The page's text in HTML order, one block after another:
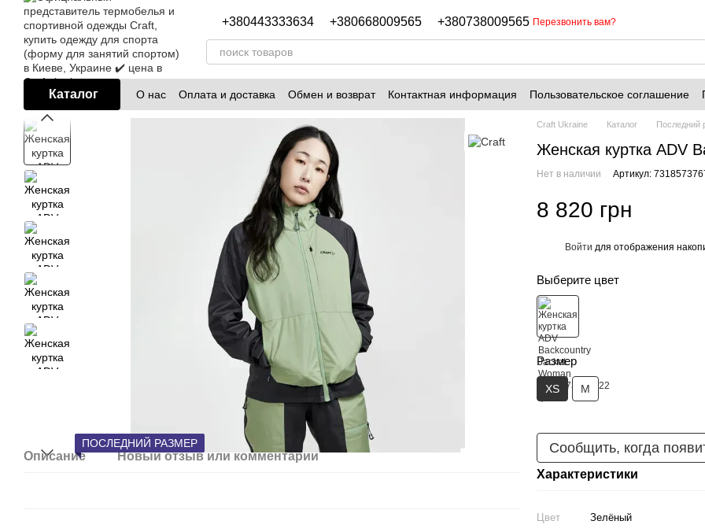
Перейти к основному контенту
+380443333634 +380668009565 +380738009565 Перезвонить вам?
Каталог О нас Оплата и доставка Обмен и возврат Контактная информация Пользовательское соглашение
Блог
ПОСЛЕДНИЙ РАЗМЕР
Описание Новый отзыв или комментарий
Craft Ukraine Каталог Последний
Женская куртка ADV
Нет в наличии Артикул:
8 820 грн
Войти для отображения
Выберите цвет
Размер
XS M
Сообщить, когда
Характеристики
Цвет
Зелёный